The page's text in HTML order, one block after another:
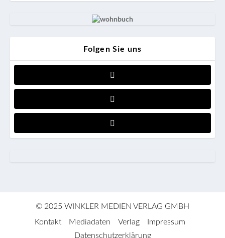
Folgen Sie uns
© 2025 WINKLER MEDIEN VERLAG GMBH
Kontakt
Mediadaten Verlag
Impressum
Datenschutzerklärung